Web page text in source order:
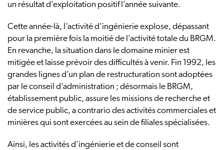
un résultat d’exploitation positif l’année suivante.
Cette année-là, l’activité d’ingénierie explose, dépassant
pour la première fois la moitié de l’activité totale du BRGM.
En revanche, la situation dans le domaine minier est
mitigée et laisse prévoir des difficultés à venir. Fin 1992, les
grandes lignes d’un plan de restructuration sont adoptées
par le conseil d’administration ; désormais le BRGM,
établissement public, assure les missions de recherche et
de service public, a contrario des activités commerciales et
minières qui sont exercées au sein de filiales spécialisées.
Ainsi, les activités d’ingénierie et de conseil sont